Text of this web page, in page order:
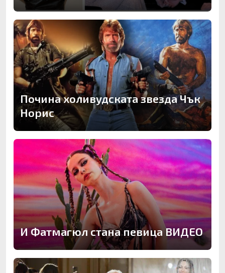
Почина холивудската звезда Чък
Норис
И Фатмагюл стана певица ВИДЕО